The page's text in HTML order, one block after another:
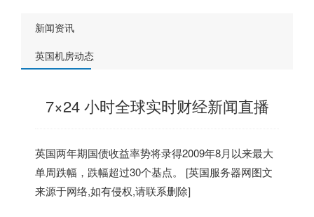
新闻资讯
英国机房动态
7×24 小时全球实时财经新闻直播
英国两年期国债收益率势将录得2009年8月以来最大
单周跌幅，跌幅超过30个基点。 [英国服务器网图文
来源于网络,如有侵权,请联系删除]